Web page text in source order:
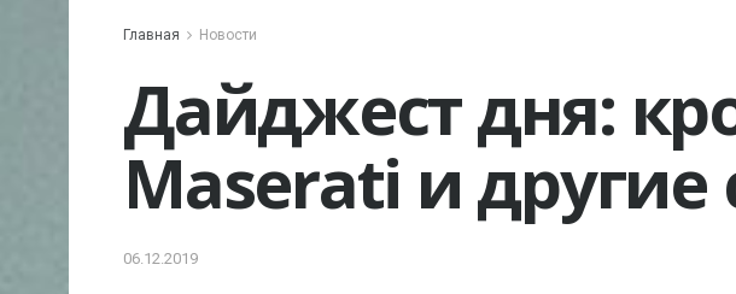
Главная Новости
Дайджест дня:
Maserati и
06.12.2019